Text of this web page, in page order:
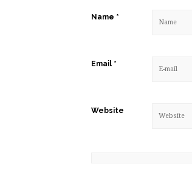
Name *
Email *
Website